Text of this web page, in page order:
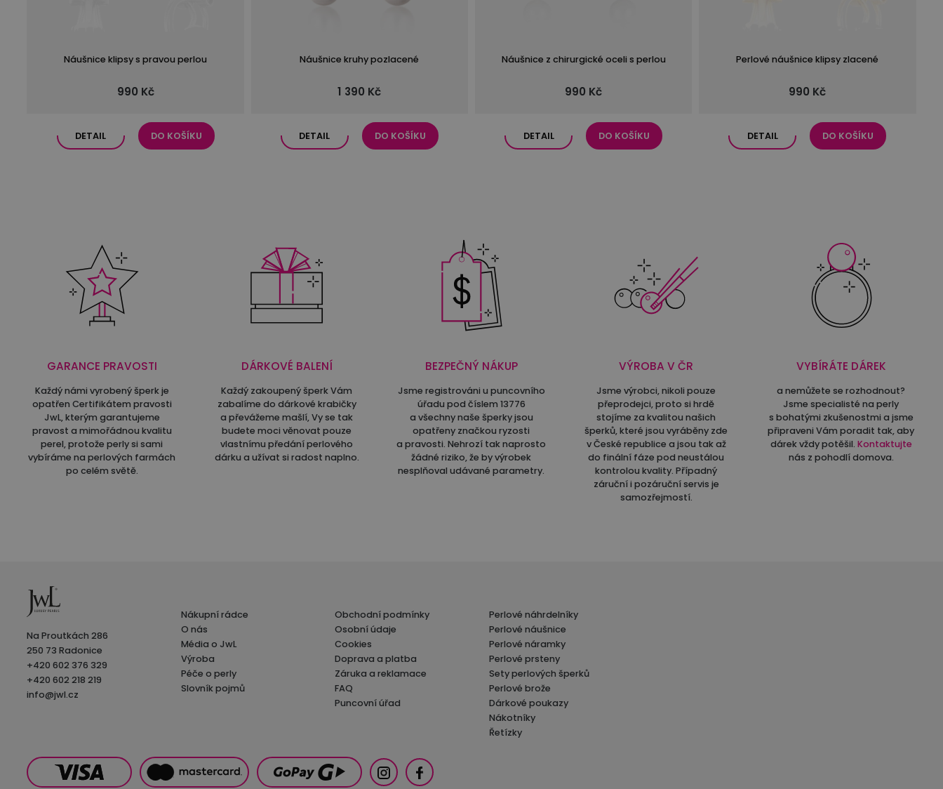
Náušnice klipsy s pravou perlou
990 Kč
DETAIL DO KOŠÍKU
Náušnice kruhy pozlacené
1 390 Kč
DETAIL DO KOŠÍKU
Náušnice z chirurgické oceli s perlou
990 Kč
DETAIL DO KOŠÍKU
Perlové náušnice klipsy zlacené
990 Kč
DETAIL DO KOŠÍKU
GARANCE PRAVOSTI
Každý námi vyrobený šperk je
opatřen Certifikátem pravosti
JwL, kterým garantujeme
pravost a mimořádnou kvalitu
perel, protože perly si sami
vybíráme na perlových farmách
po celém světě.
DÁRKOVÉ BALENÍ
Každý zakoupený šperk Vám
zabalíme do dárkové krabičky
a převážeme mašlí, Vy se tak
budete moci věnovat pouze
vlastnímu předání perlového
dárku a užívat si radost naplno.
BEZPEČNÝ NÁKUP
Jsme registrováni u puncovního
úřadu pod číslem 13776
a všechny naše šperky jsou
opatřeny značkou ryzosti
a pravosti. Nehrozí tak naprosto
žádné riziko, že by výrobek
nesplňoval udávané parametry.
VÝROBA V ČR
Jsme výrobci, nikoli pouze
přeprodejci, proto si hrdě
stojíme za kvalitou našich
šperků, které jsou vyráběny zde
v České republice a jsou tak až
do finální fáze pod neustálou
kontrolou kvality. Případný
záruční i pozáruční servis je
samozřejmostí.
VYBÍRÁTE DÁREK
a nemůžete se rozhodnout?
Jsme specialisté na perly
s bohatými zkušenostmi a jsme
připraveni Vám poradit tak, aby
dárek vždy potěšil. Kontaktujte
nás z pohodlí domova.
Na Proutkách 286
250 73 Radonice
+420 602 376 329
+420 602 218 219
info@jwl.cz
Nákupní rádce
O nás
Média o JwL
Výroba
Péče o perly
Slovník pojmů
Obchodní podmínky
Osobní údaje
Cookies
Doprava a platba
Záruka a reklamace
FAQ
Puncovní úřad
Perlové náhrdelníky
Perlové náušnice
Perlové náramky
Perlové prsteny
Sety perlových šperků
Perlové brože
Dárkové poukazy
Nákotníky
Řetízky